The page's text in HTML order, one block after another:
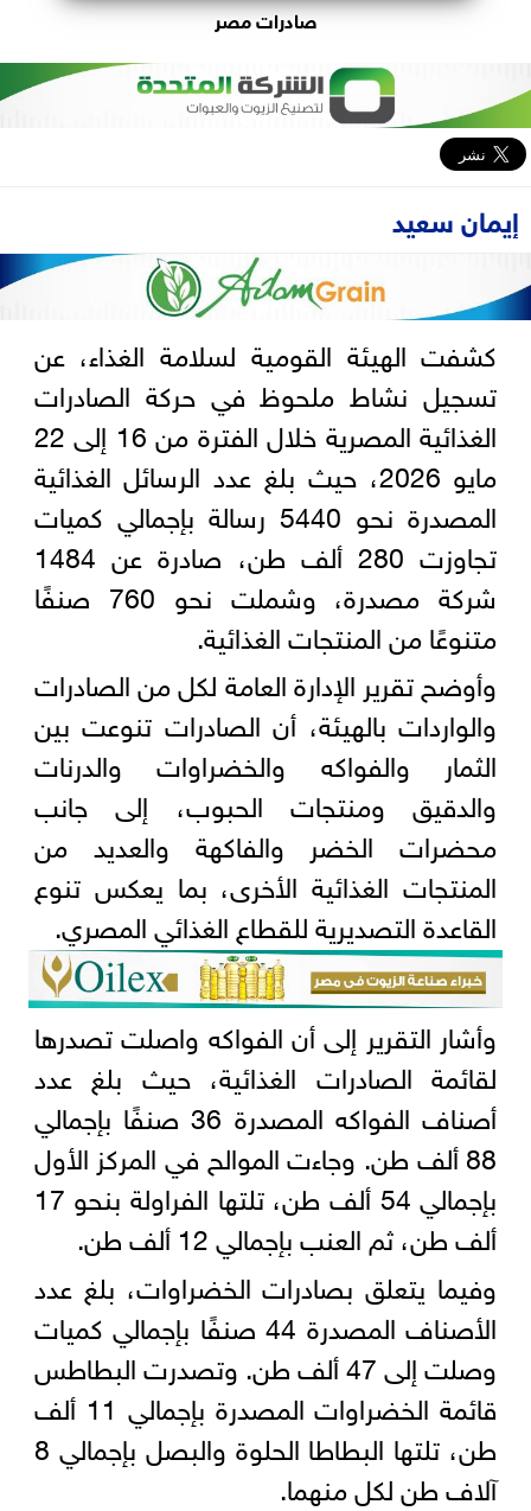
صادرات مصر
إيمان سعيد
كشفت الهيئة القومية لسلامة الغذاء، عن
تسجيل نشاط ملحوظ في حركة الصادرات
الغذائية المصرية خلال الفترة من 16 إلى 22
مايو 2026، حيث بلغ عدد الرسائل الغذائية
المصدرة نحو 5440 رسالة بإجمالي كميات
تجاوزت 280 ألف طن، صادرة عن 1484
شركة مصدرة، وشملت نحو 760 صنفًا
متنوعًا من المنتجات الغذائية.
وأوضح تقرير الإدارة العامة لكل من الصادرات
والواردات بالهيئة، أن الصادرات تنوعت بين
الثمار والفواكه والخضراوات والدرنات
والدقيق ومنتجات الحبوب، إلى جانب
محضرات الخضر والفاكهة والعديد من
المنتجات الغذائية الأخرى، بما يعكس تنوع
القاعدة التصديرية للقطاع الغذائي المصري.
وأشار التقرير إلى أن الفواكه واصلت تصدرها
لقائمة الصادرات الغذائية، حيث بلغ عدد
أصناف الفواكه المصدرة 36 صنفًا بإجمالي
88 ألف طن. وجاءت الموالح في المركز الأول
بإجمالي 54 ألف طن، تلتها الفراولة بنحو 17
ألف طن، ثم العنب بإجمالي 12 ألف طن.
وفيما يتعلق بصادرات الخضراوات، بلغ عدد
الأصناف المصدرة 44 صنفًا بإجمالي كميات
وصلت إلى 47 ألف طن. وتصدرت البطاطس
قائمة الخضراوات المصدرة بإجمالي 11 ألف
طن، تلتها البطاطا الحلوة والبصل بإجمالي 8
آلاف طن لكل منهما.